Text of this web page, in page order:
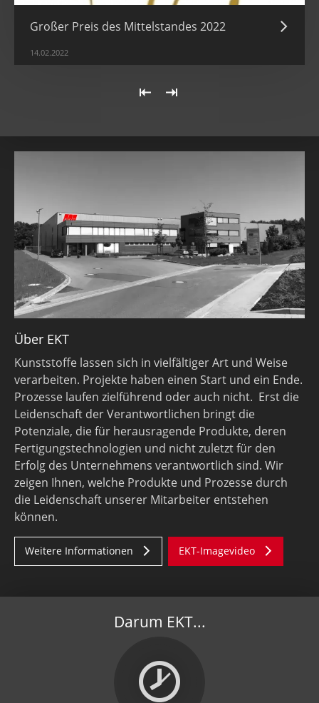
Großer Preis des Mittelstandes 2022
14.02.2022
« Last
Über EKT
Kunststoffe lassen sich in vielfältiger Art und Weise
verarbeiten. Projekte haben einen Start und ein Ende.
Prozesse laufen zielführend oder auch nicht. Erst die
Leidenschaft der Verant­wort­lichen bringt die
Potenziale, die für herausragende Produkte, deren
Fertigungstechnologien und nicht zuletzt für den
Erfolg des Unternehmens verantwortlich sind. Wir
zeigen Ihnen, welche Produkte und Prozesse durch
die Leidenschaft unserer Mitarbeiter entstehen
können.
Weitere Informationen EKT-Imagevideo
Darum EKT...